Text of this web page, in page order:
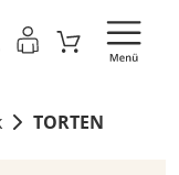
TORTEN